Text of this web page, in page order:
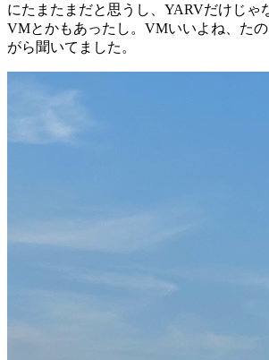
にたまたまだと思うし、YARVだけじゃ
VMとかもあったし。VMいいよね、た
がら聞いてました。